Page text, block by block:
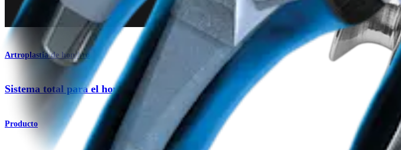
Artroplastia de hombro
Sistema total para el hombro Univers Revers™
Producto